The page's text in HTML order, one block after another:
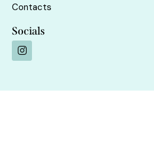
Contacts
Socials